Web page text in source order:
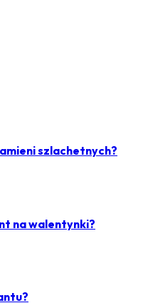
szlachetnych?
na walentynki?